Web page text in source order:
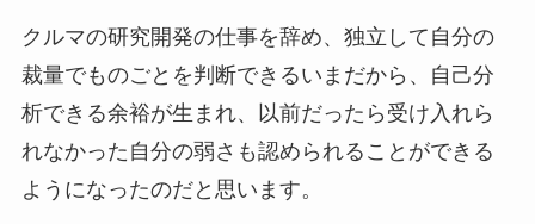
クルマの研究開発の仕事を辞め、独立して自分の
裁量でものごとを判断できるいまだから、自己分
析できる余裕が生まれ、以前だったら受け入れら
れなかった自分の弱さも認められることができる
ようになったのだと思います。